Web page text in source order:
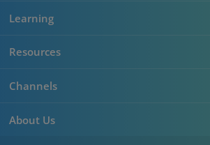
Learning
Resources
Channels
About Us